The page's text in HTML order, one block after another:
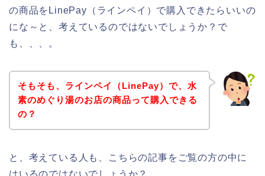
の商品をLinePay（ラインペイ）で購入できたらいいの
にな～と、考えているのではないでしょうか？で
も、、、。
そもそも、ラインペイ（LinePay）で、水
素のめぐり湯のお店の商品って購入できる
の？
と、考えている人も、こちらの記事をご覧の方の中に